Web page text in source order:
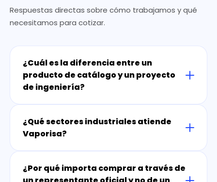
Respuestas directas sobre cómo trabajamos y qué
necesitamos para cotizar.
¿Cuál es la diferencia entre un
producto de catálogo y un proyecto
de ingeniería?
¿Qué sectores industriales atiende
Vaporisa?
¿Por qué importa comprar a través de